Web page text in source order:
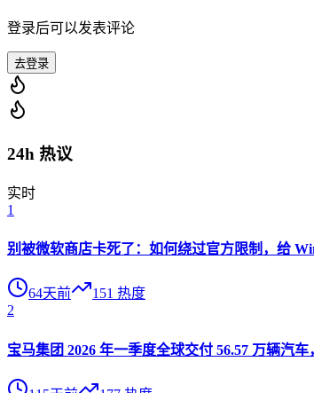
登录后可以发表评论
去登录
24h 热议
实时
1
别被微软商店卡死了：如何绕过官方限制，给
64天前 151 热度
2
宝马集团 2026 年一季度全球交付 56.57 万辆汽